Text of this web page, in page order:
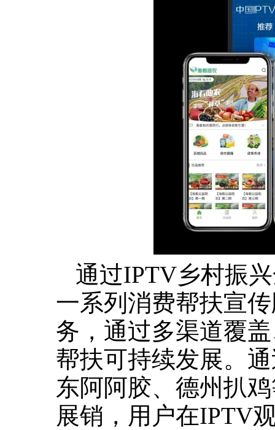
通过IPTV乡村振
一系列消费帮扶宣
务，通过多渠道覆
帮扶可持续发展。
东阿阿胶、德州扒
展销，用户在IPTV